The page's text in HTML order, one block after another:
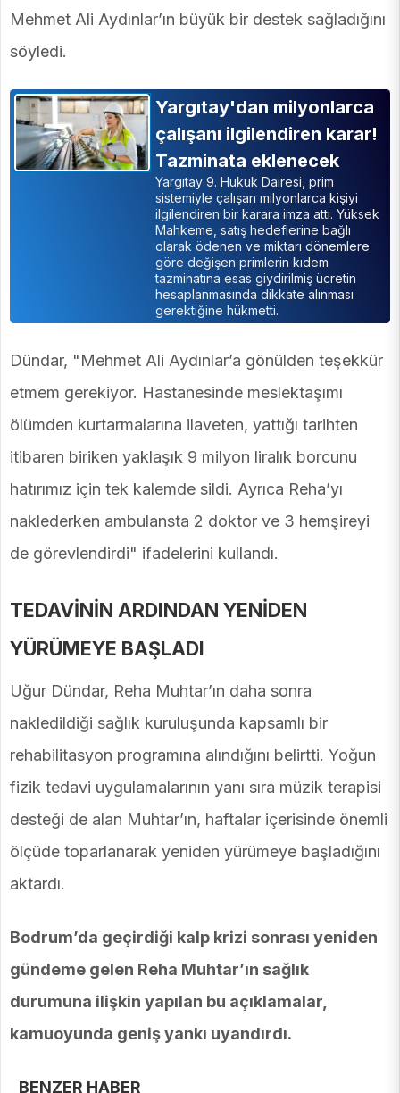
Mehmet Ali Aydınlar’ın büyük bir destek sağladığını
söyledi.
Yargıtay'dan milyonlarca
çalışanı ilgilendiren karar!
Tazminata eklenecek
Yargıtay 9. Hukuk Dairesi, prim
sistemiyle çalışan milyonlarca kişiyi
ilgilendiren bir karara imza attı. Yüksek
Mahkeme, satış hedeflerine bağlı
olarak ödenen ve miktarı dönemlere
göre değişen primlerin kıdem
tazminatına esas giydirilmiş ücretin
hesaplanmasında dikkate alınması
gerektiğine hükmetti.
Dündar, "Mehmet Ali Aydınlar’a gönülden teşekkür
etmem gerekiyor. Hastanesinde meslektaşımı
ölümden kurtarmalarına ilaveten, yattığı tarihten
itibaren biriken yaklaşık 9 milyon liralık borcunu
hatırımız için tek kalemde sildi. Ayrıca Reha’yı
naklederken ambulansta 2 doktor ve 3 hemşireyi
de görevlendirdi" ifadelerini kullandı.
TEDAVİNİN ARDINDAN YENİDEN
YÜRÜMEYE BAŞLADI
Uğur Dündar, Reha Muhtar’ın daha sonra
nakledildiği sağlık kuruluşunda kapsamlı bir
rehabilitasyon programına alındığını belirtti. Yoğun
fizik tedavi uygulamalarının yanı sıra müzik terapisi
desteği de alan Muhtar’ın, haftalar içerisinde önemli
ölçüde toparlanarak yeniden yürümeye başladığını
aktardı.
Bodrum’da geçirdiği kalp krizi sonrası yeniden
gündeme gelen Reha Muhtar’ın sağlık
durumuna ilişkin yapılan bu açıklamalar,
kamuoyunda geniş yankı uyandırdı.
BENZER HABER